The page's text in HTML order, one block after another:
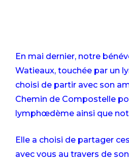
En mai dernier, notre
Watieaux, touchée par un
choisi de partir avec son
Chemin de Compostelle
lymphœdème ainsi que
Elle a choisi de partager
avec vous au travers de